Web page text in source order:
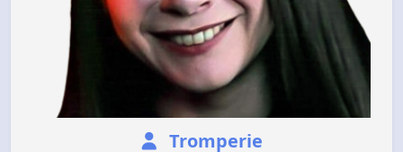
Tromperie